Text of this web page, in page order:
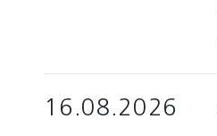
16.08.2026